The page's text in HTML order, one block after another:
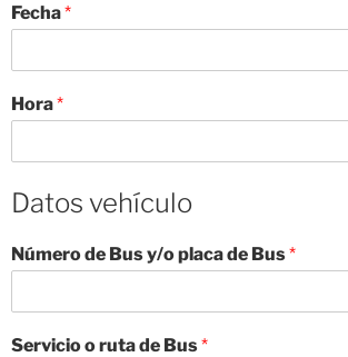
Fecha*
Hora*
Datos vehículo
Número de Bus y/o placa de Bus*
Servicio o ruta de Bus*